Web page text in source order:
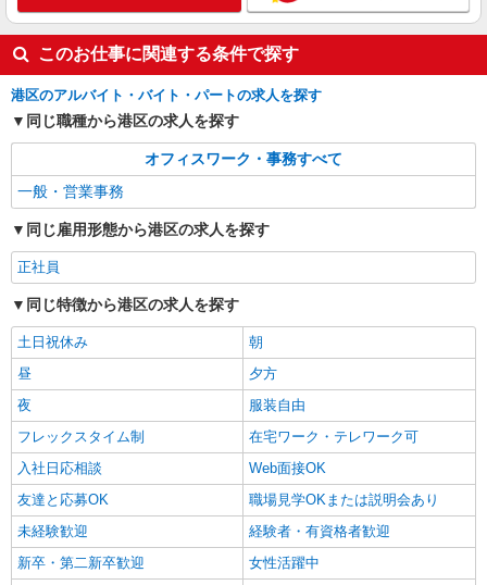
キープ 詳細を見る
このお仕事に関連する条件で探す
港区のアルバイト・バイト・パートの求人を探す
同じ職種から港区の求人を探す
オフィスワーク・事務すべて
一般・営業事務
同じ雇用形態から港区の求人を探す
正社員
同じ特徴から港区の求人を探す
土日祝休み
朝
昼
夕方
夜
服装自由
フレックスタイム制
在宅ワーク・テレワーク可
入社日応相談
Web面接OK
友達と応募OK
職場見学OKまたは説明会あり
未経験歓迎
経験者・有資格者歓迎
新卒・第二新卒歓迎
女性活躍中